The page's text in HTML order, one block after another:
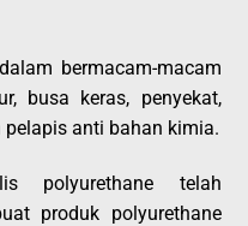
bermacam-macam
busa keras, penyekat,
pelapis anti bahan kimia.
polyurethane telah
produk polyurethane